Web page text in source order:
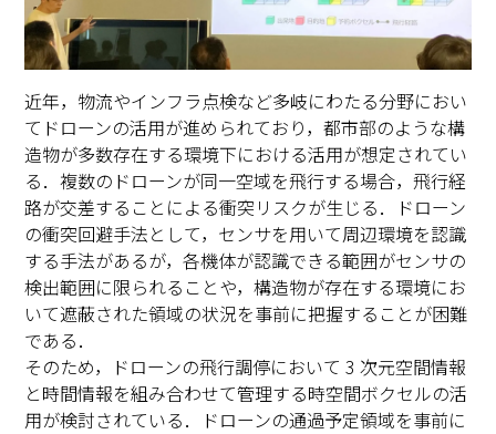
近年，物流やインフラ点検など多岐にわたる分野におい
てドローンの活用が進められており，都市部のような構
造物が多数存在する環境下における活用が想定されてい
る．複数のドローンが同一空域を飛行する場合，飛行経
路が交差することによる衝突リスクが生じる．ドローン
の衝突回避手法として，センサを用いて周辺環境を認識
する手法があるが，各機体が認識できる範囲がセンサの
検出範囲に限られることや，構造物が存在する環境にお
いて遮蔽された領域の状況を事前に把握することが困難
である．
そのため，ドローンの飛行調停において 3 次元空間情報
と時間情報を組み合わせて管理する時空間ボクセルの活
用が検討されている．ドローンの通過予定領域を事前に